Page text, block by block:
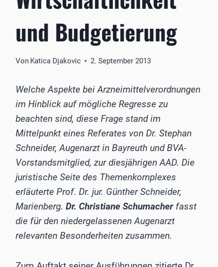
und Budgetierung
Von Katica Djakovic 2. September 2013
Welche Aspekte bei Arzneimittelverordnungen
im Hinblick auf mögliche Regresse zu
beachten sind, diese Frage stand im
Mittelpunkt eines Referates von Dr. Stephan
Schneider, Augenarzt in Bayreuth und BVA-
Vorstandsmitglied, zur diesjährigen AAD. Die
juristische Seite des Themenkomplexes
erläuterte Prof. Dr. jur. Günther Schneider,
Marienberg. Dr. Christiane Schumacherfasst
die für den niedergelassenen Augenarzt
relevanten Besonderheiten zusammen.